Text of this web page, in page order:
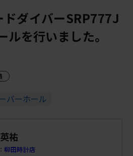
ダイバーSRP777J
を行いました。
バーホール
祐
柳田時計店